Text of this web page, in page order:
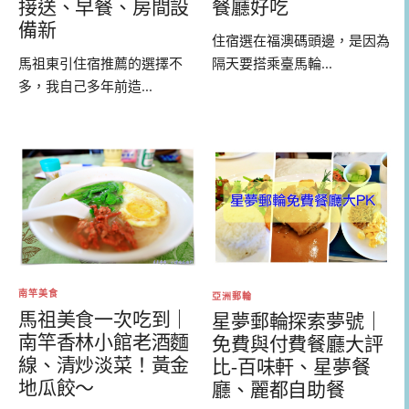
接送、早餐、房間設
備新
馬祖東引住宿推薦的選擇不
多，我自己多年前造...
餐廳好吃
住宿選在福澳碼頭邊，是因為
隔天要搭乘臺馬輪...
南竿美食
馬祖美食一次吃到｜
南竿香林小館老酒麵
線、清炒淡菜！黃金
地瓜餃～
亞洲郵輪
星夢郵輪探索夢號｜
免費與付費餐廳大評
比-百味軒、星夢餐
廳、麗都自助餐